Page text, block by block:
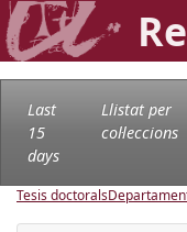
Last
15
days
Llistat per
col·leccions
Tesis doctorals